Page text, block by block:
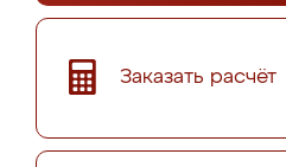
Заказать расчёт